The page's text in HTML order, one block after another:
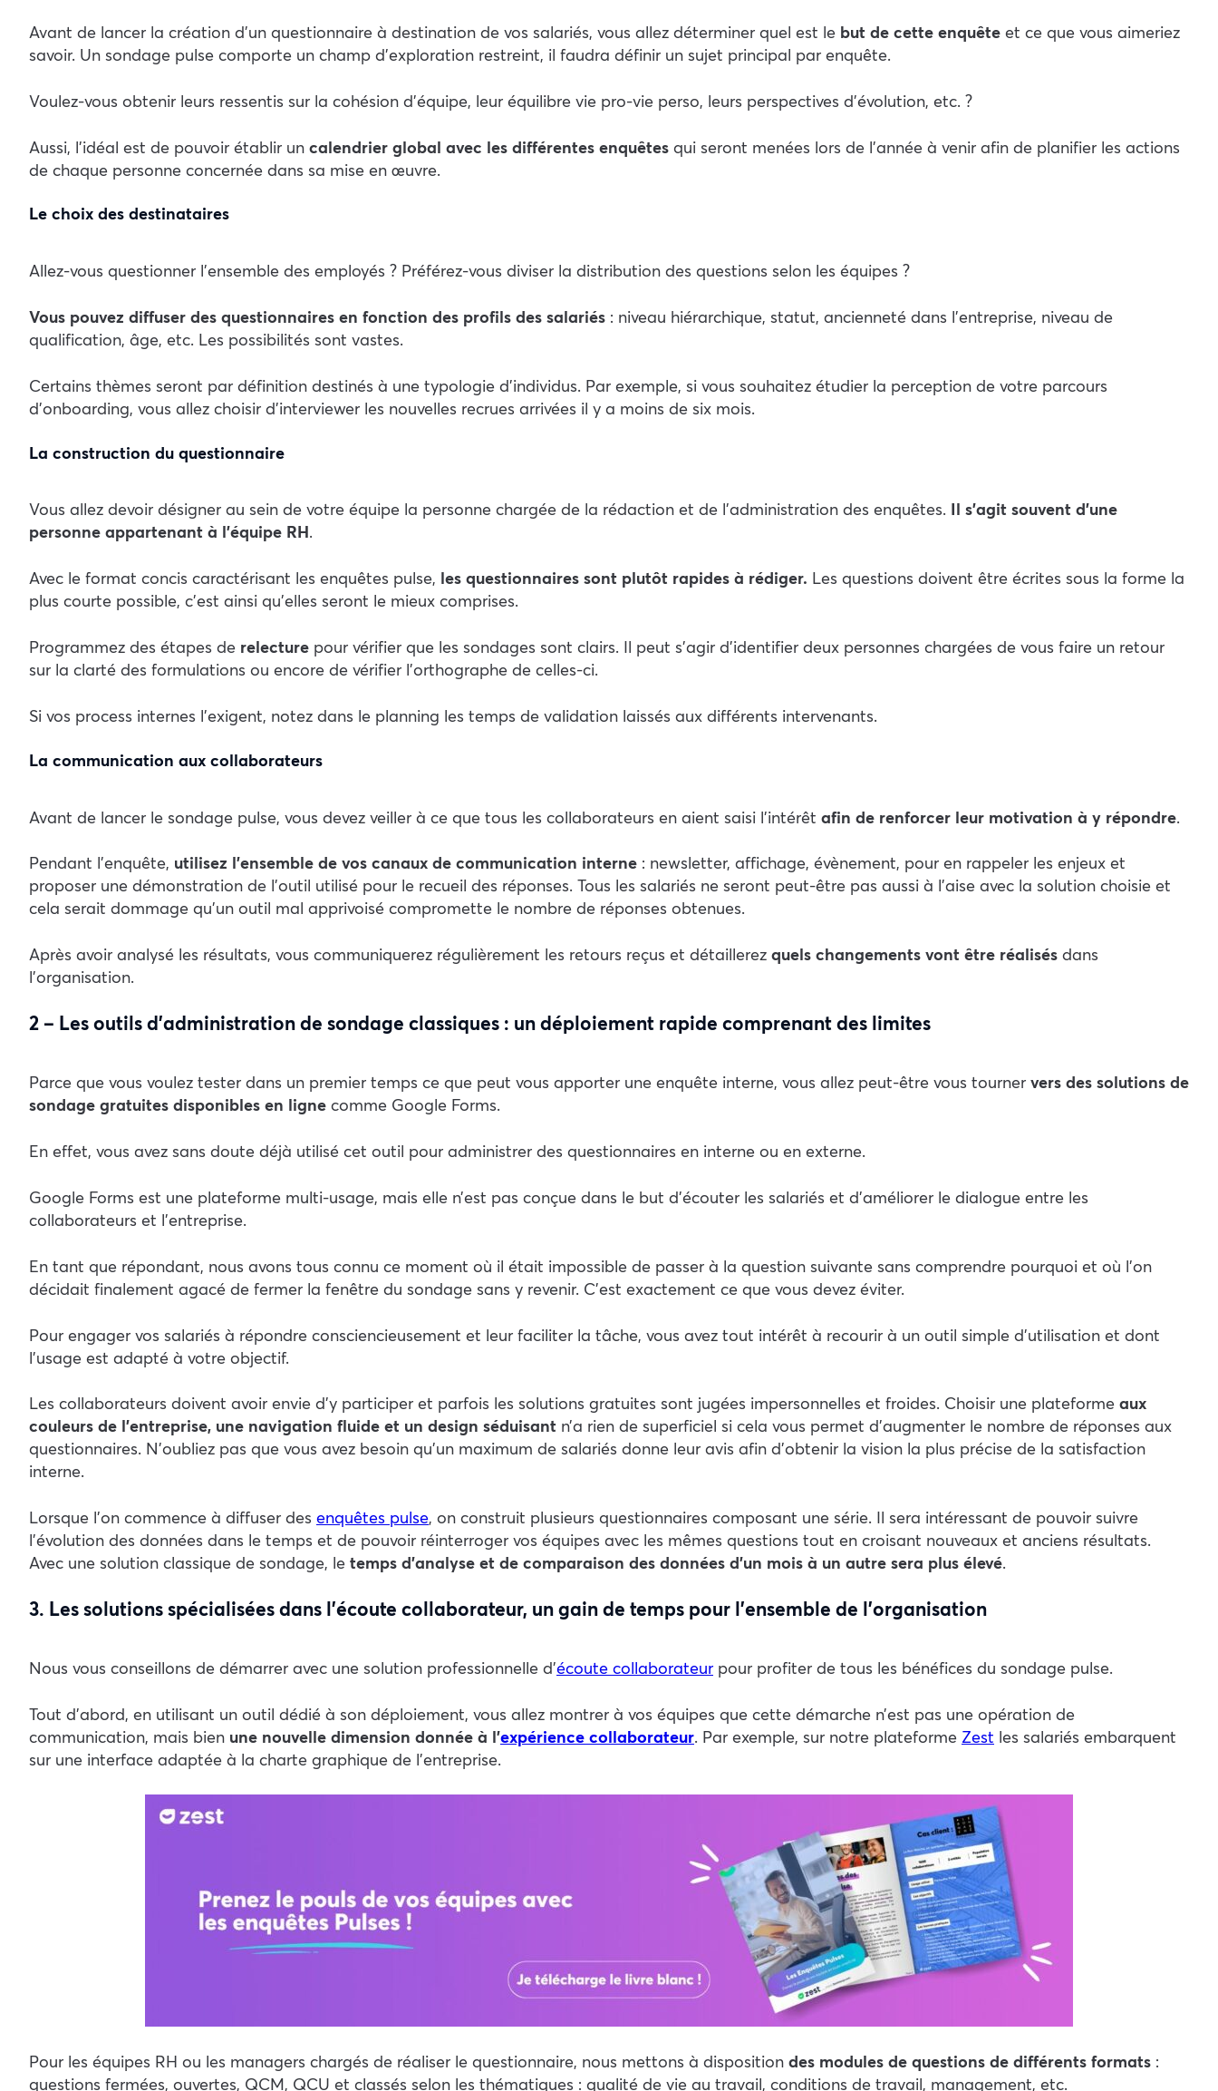
Avant de lancer la création d’un questionnaire à destination de vos salariés, vous allez déterminer quel est le but de cette enquête et ce que vous aimeriez
savoir. Un sondage pulse comporte un champ d’exploration restreint, il faudra définir un sujet principal par enquête.
Voulez-vous obtenir leurs ressentis sur la cohésion d’équipe, leur équilibre vie pro-vie perso, leurs perspectives d’évolution, etc. ?
Aussi, l’idéal est de pouvoir établir un calendrier global avec les différentes enquêtes qui seront menées lors de l’année à venir afin de planifier les actions
de chaque personne concernée dans sa mise en œuvre.
Le choix des destinataires
Allez-vous questionner l’ensemble des employés ? Préférez-vous diviser la distribution des questions selon les équipes ?
Vous pouvez diffuser des questionnaires en fonction des profils des salariés : niveau hiérarchique, statut, ancienneté dans l’entreprise, niveau de
qualification, âge, etc. Les possibilités sont vastes.
Certains thèmes seront par définition destinés à une typologie d’individus. Par exemple, si vous souhaitez étudier la perception de votre parcours
d’onboarding, vous allez choisir d’interviewer les nouvelles recrues arrivées il y a moins de six mois.
La construction du questionnaire
Vous allez devoir désigner au sein de votre équipe la personne chargée de la rédaction et de l’administration des enquêtes. Il s’agit souvent d’une
personne appartenant à l’équipe RH.
Avec le format concis caractérisant les enquêtes pulse, les questionnaires sont plutôt rapides à rédiger. Les questions doivent être écrites sous la forme la
plus courte possible, c’est ainsi qu’elles seront le mieux comprises.
Programmez des étapes de relecture pour vérifier que les sondages sont clairs. Il peut s’agir d’identifier deux personnes chargées de vous faire un retour
sur la clarté des formulations ou encore de vérifier l’orthographe de celles-ci.
Si vos process internes l’exigent, notez dans le planning les temps de validation laissés aux différents intervenants.
La communication aux collaborateurs
Avant de lancer le sondage pulse, vous devez veiller à ce que tous les collaborateurs en aient saisi l’intérêt afin de renforcer leur motivation à y répondre.
Pendant l’enquête, utilisez l’ensemble de vos canaux de communication interne : newsletter, affichage, évènement, pour en rappeler les enjeux et
proposer une démonstration de l’outil utilisé pour le recueil des réponses. Tous les salariés ne seront peut-être pas aussi à l’aise avec la solution choisie et
cela serait dommage qu’un outil mal apprivoisé compromette le nombre de réponses obtenues.
Après avoir analysé les résultats, vous communiquerez régulièrement les retours reçus et détaillerez quels changements vont être réalisés dans
l’organisation.
2 – Les outils d’administration de sondage classiques : un déploiement rapide comprenant des limites
Parce que vous voulez tester dans un premier temps ce que peut vous apporter une enquête interne, vous allez peut-être vous tourner vers des solutions de
sondage gratuites disponibles en ligne comme Google Forms.
En effet, vous avez sans doute déjà utilisé cet outil pour administrer des questionnaires en interne ou en externe.
Google Forms est une plateforme multi-usage, mais elle n’est pas conçue dans le but d’écouter les salariés et d’améliorer le dialogue entre les
collaborateurs et l’entreprise.
En tant que répondant, nous avons tous connu ce moment où il était impossible de passer à la question suivante sans comprendre pourquoi et où l’on
décidait finalement agacé de fermer la fenêtre du sondage sans y revenir. C’est exactement ce que vous devez éviter.
Pour engager vos salariés à répondre consciencieusement et leur faciliter la tâche, vous avez tout intérêt à recourir à un outil simple d’utilisation et dont
l’usage est adapté à votre objectif.
Les collaborateurs doivent avoir envie d’y participer et parfois les solutions gratuites sont jugées impersonnelles et froides. Choisir une plateforme aux
couleurs de l’entreprise, une navigation fluide et un design séduisant n’a rien de superficiel si cela vous permet d’augmenter le nombre de réponses aux
questionnaires. N’oubliez pas que vous avez besoin qu’un maximum de salariés donne leur avis afin d’obtenir la vision la plus précise de la satisfaction
interne.
Lorsque l’on commence à diffuser des enquêtes pulse, on construit plusieurs questionnaires composant une série. Il sera intéressant de pouvoir suivre
l’évolution des données dans le temps et de pouvoir réinterroger vos équipes avec les mêmes questions tout en croisant nouveaux et anciens résultats.
Avec une solution classique de sondage, le temps d’analyse et de comparaison des données d’un mois à un autre sera plus élevé.
3. Les solutions spécialisées dans l’écoute collaborateur, un gain de temps pour l’ensemble de l’organisation
Nous vous conseillons de démarrer avec une solution professionnelle d’écoute collaborateur pour profiter de tous les bénéfices du sondage pulse.
Tout d’abord, en utilisant un outil dédié à son déploiement, vous allez montrer à vos équipes que cette démarche n’est pas une opération de
communication, mais bien une nouvelle dimension donnée à l’expérience collaborateur. Par exemple, sur notre plateforme Zest les salariés embarquent
sur une interface adaptée à la charte graphique de l’entreprise.
Pour les équipes RH ou les managers chargés de réaliser le questionnaire, nous mettons à disposition des modules de questions de différents formats :
questions fermées, ouvertes, QCM, QCU et classés selon les thématiques : qualité de vie au travail, conditions de travail, management, etc.